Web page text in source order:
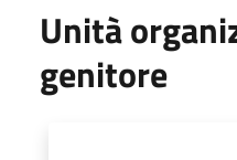
Unità
genitore